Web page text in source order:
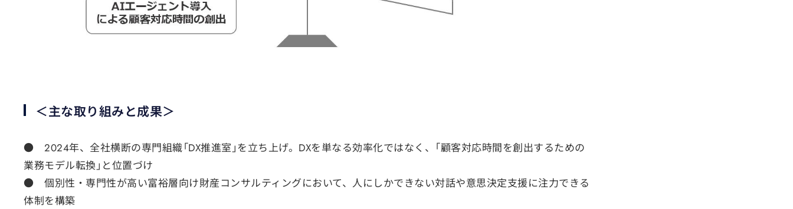
＜主な取り組みと成果＞
● 2024年、全社横断の専門組織「DX推進室」を立ち上げ。DXを単なる効率化ではなく、「顧客対応時間を創出するための
業務モデル転換」と位置づけ
● 個別性・専門性が高い富裕層向け財産コンサルティングにおいて、人にしかできない対話や意思決定支援に注力できる
体制を構築